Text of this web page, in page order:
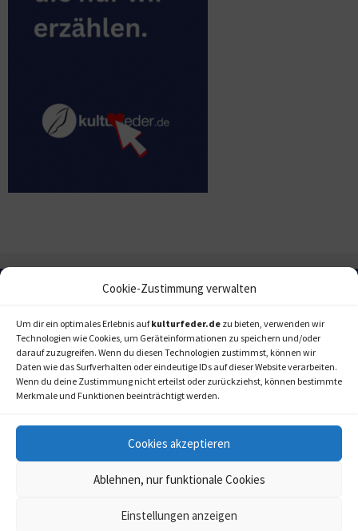
Cookie-Zustimmung verwalten
Um dir ein optimales Erlebnis aufkulturfeder.de zu bieten, verwenden wir
Technologien wie Cookies, um Geräteinformationen zu speichern und/oder
darauf zuzugreifen. Wenn du diesen Technologien zustimmst, können wir
Daten wie das Surfverhalten oder eindeutige IDs auf dieser Website verarbeiten.
Wenn du deine Zustimmung nicht erteilst oder zurückziehst, können bestimmte
Merkmale und Funktionen beeinträchtigt werden.
Cookies akzeptieren
Ablehnen, nur funktionale Cookies
Einstellungen anzeigen
© 2006-2020 LAPPmedien+events
kulturfeder.de –